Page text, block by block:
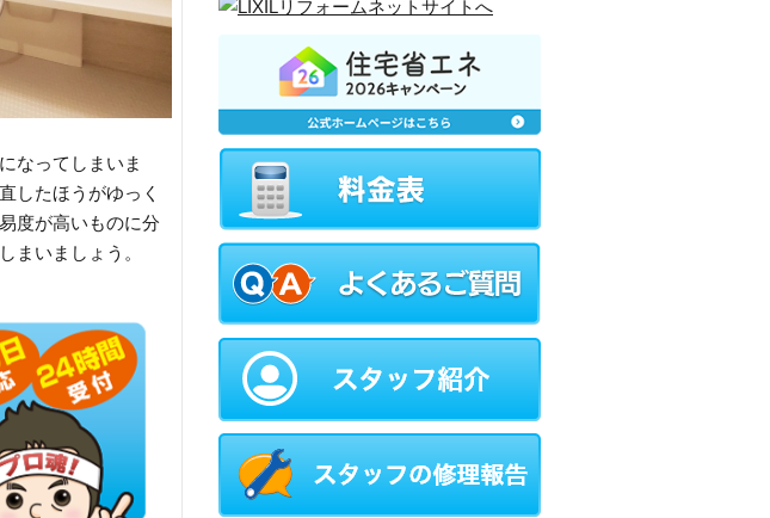
なってしまいま
したほうがゆっく
度が高いものに分
まいましょう。